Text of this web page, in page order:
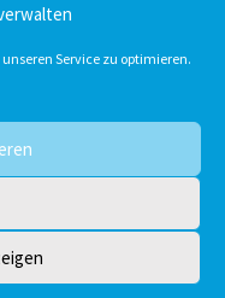
Service zu optimieren.
für sein